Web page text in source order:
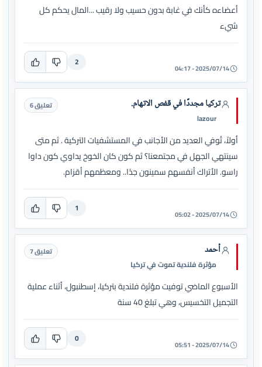
أعضاءه كأنك في غابة بدون حسيب ولا رقيب ...المال يحكم كل
شيء
2025/07/14 - 04:17
2
تركيا مجددًا في قفص الاتهام.
lazour
تعليق 6
أولاً، تُوفي العديد من الأجانب في المستشفيات التركية . ثم متى
سينتهي الجهل في مجتمعنا؟ ثم كون كان الخوخ يداوي كون داوا
راسو. الأتراك أنفسهم سمينون جدًا.. ومعظمهم أقزام.
2025/07/14 - 05:02
1
أحمد
مؤثرة فلندية تموت في تركيا
تعليق 7
الأسبوع الماضي توفيت مؤثرة فلندية بتركيا، إسطنبول، أثناء عملية
التجميل التخسيس، وهي تبلغ 40 سنة
2025/07/14 - 05:51
0